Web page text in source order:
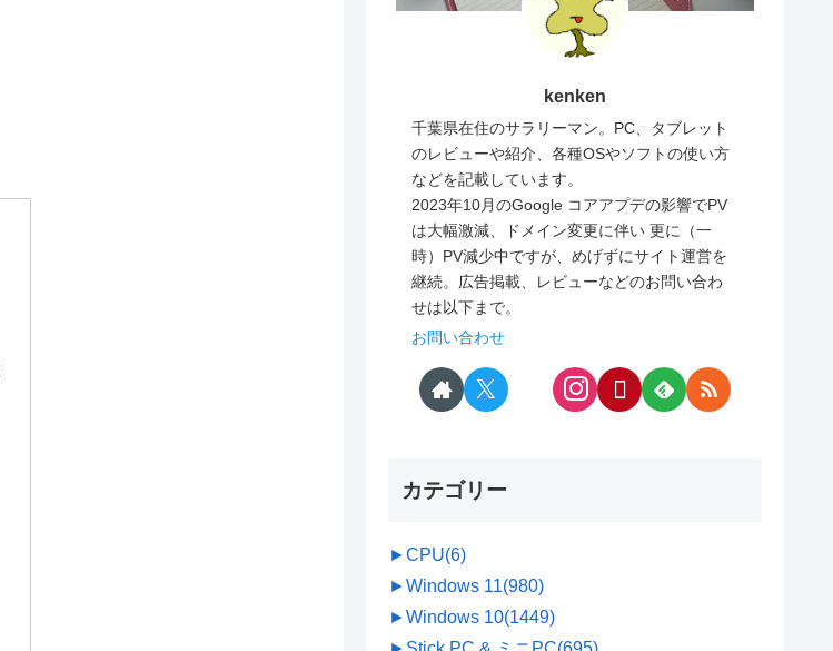
kenken
千葉県在住のサラリーマン。PC、タブレット
のレビューや紹介、各種OSやソフトの使い方
などを記載しています。
2023年10月のGoogle コアアプデの影響でPV
は大幅激減、ドメイン変更に伴い 更に（一
時）PV減少中ですが、めげずにサイト運営を
継続。広告掲載、レビューなどのお問い合わ
せは以下まで。
お問い合わせ
カテゴリー
►CPU(6)
►Windows 11(980)
►Windows 10(1449)